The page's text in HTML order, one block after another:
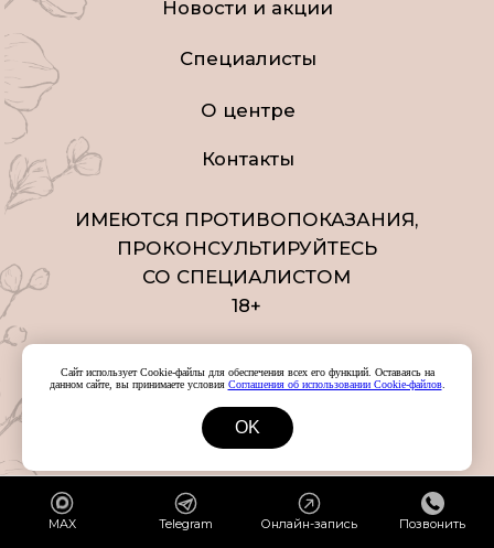
MAX Telegram Онлайн-запись Позвонить
Сайт использует Cookie-файлы для обеспечения всех его функций. Оставаясь на
данном сайте, вы принимаете условия Соглашения об использовании Cookie-файлов.
OK